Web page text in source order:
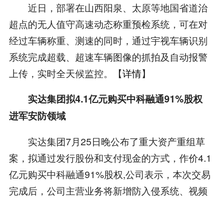
近日，部署在山西阳泉、太原等地国省道治
超点的无人值守高速动态称重预检系统，可在对
经过车辆称重、测速的同时，通过宇视车辆识别
系统完成超载、超速车辆图像的抓拍及自动报警
上传，实时全天候监控。【详情】
实达集团拟4.1亿元购买中科融通91%股权
进军安防领域
实达集团7月25日晚公布了重大资产重组草
案，拟通过发行股份和支付现金的方式，作价4.1
亿元购买中科融通91%股权,公司表示，本次交易
完成后，公司主营业务将新增防入侵系统、视频